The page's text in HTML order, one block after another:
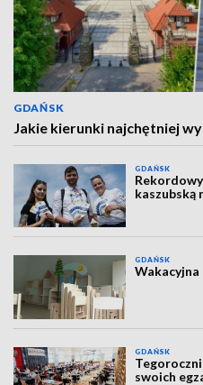
GDAŃSK
Jakie kierunki najchętniej
GDAŃSK
kaszubską
GDAŃSK
Wakacyjna
GDAŃSK
swoich